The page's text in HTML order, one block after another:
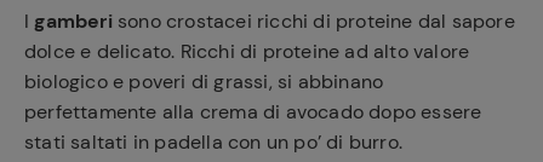
I gamberisono crostacei ricchi di proteine dal sapore
dolce e delicato. Ricchi di proteine ad alto valore
biologico e poveri di grassi, si abbinano
perfettamente alla crema di avocado dopo essere
stati saltati in padella con un po’ di burro.